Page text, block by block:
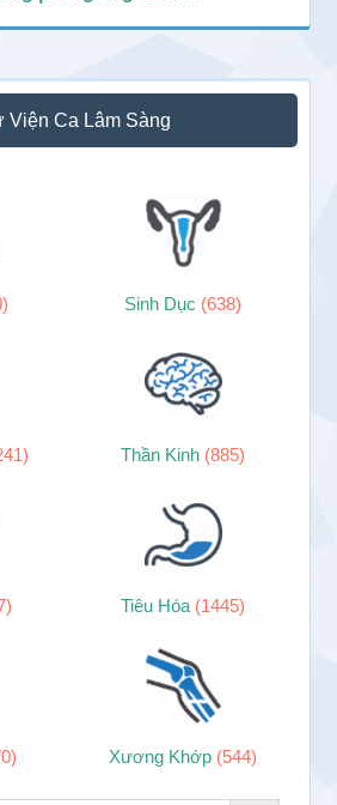
Viện Ca Lâm Sàng
Sinh Dục (638)
Thần Kinh (885)
Tiêu Hóa (1445)
Xương Khớp (544)